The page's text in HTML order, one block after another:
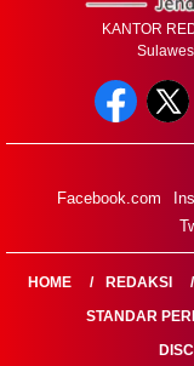
KANTOR
Facebook.com
HOME REDAKSI
STANDAR